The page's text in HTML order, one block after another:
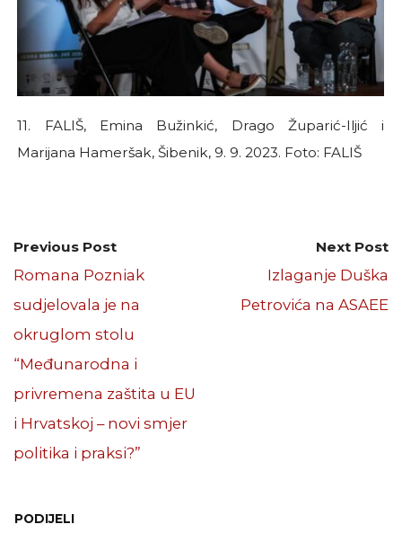
11. FALIŠ, Emina Bužinkić, Drago Župarić-Iljić i
Marijana Hameršak, Šibenik, 9. 9. 2023. Foto: FALIŠ
Previous Post
Romana Pozniak
sudjelovala je na
okruglom stolu
“Međunarodna i
privremena zaštita u EU
i Hrvatskoj – novi smjer
politika i praksi?”
Next Post
Izlaganje Duška
Petrovića na ASAEE
PODIJELI